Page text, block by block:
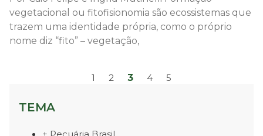
vegetacional ou fitofisionomia são ecossistemas que
trazem uma identidade própria, como o próprio
nome diz “fito” – vegetação,
1 2 3 4 5
TEMA